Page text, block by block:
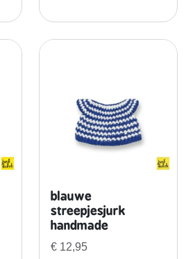
blauwe
streepjesjurk
handmade
€ 12,95